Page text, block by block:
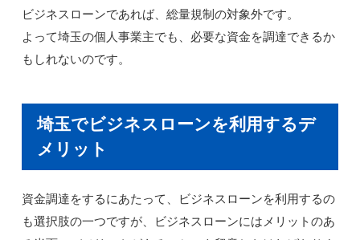
ビジネスローンであれば、総量規制の対象外です。
よって埼玉の個人事業主でも、必要な資金を調達できるか
もしれないのです。
埼玉でビジネスローンを利用するデ
メリット
資金調達をするにあたって、ビジネスローンを利用するの
も選択肢の一つですが、ビジネスローンにはメリットのあ